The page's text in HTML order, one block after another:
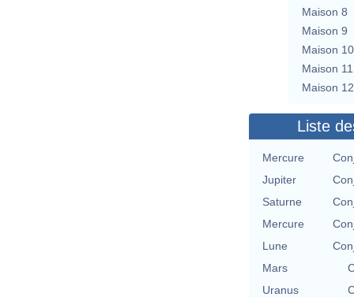
Maison 8
Maison 9
Maison 10
Maison 11
Maison 12
Liste
Mercure
Jupiter
Saturne
Mercure
Lune
Mars
Uranus